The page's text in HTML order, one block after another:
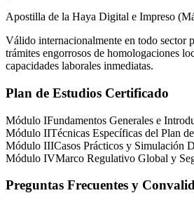
Apostilla de la Haya Digital e Impreso
Válido internacionalmente en todo sector
trámites engorrosos de homologaciones
capacidades laborales inmediatas.
Plan de Estudios Certificado
Módulo IFundamentos Generales e
Módulo IITécnicas Específicas del Plan
Módulo IIICasos Prácticos y Simulación
Módulo IVMarco Regulativo Global y
Preguntas Frecuentes y